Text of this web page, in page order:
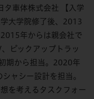
タ車体株式会社 【入学
大学院修了後、2013
年からは親会社で
ピックアップトラッ
期から担当。2020年
ャシー設計を担当。
を考えるタスクフォー